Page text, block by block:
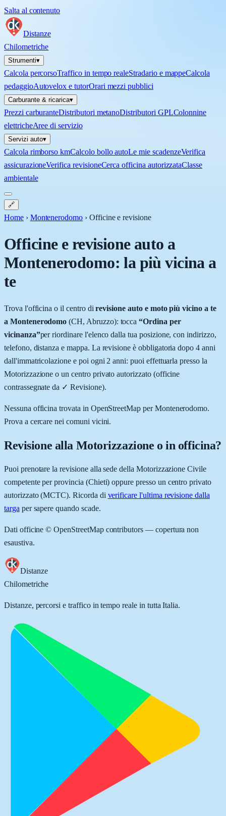
Salta al contenuto
Distanze
Chilometriche
Strumenti▾
Calcola percorsoTraffico in tempo realeStradario e mappeCalcola
pedaggioAutovelox e tutorOrari mezzi pubblici
Carburante & ricarica▾
Prezzi carburanteDistributori metanoDistributori GPLColonnine
elettricheAree di servizio
Servizi auto▾
Calcola rimborso kmCalcolo bollo autoLe mie scadenzeVerifica
assicurazioneVerifica revisioneCerca officina autorizzataClasse
ambientale
🔗
Home› Montenerodomo › Officine e revisione
Officine e revisione auto a
Montenerodomo: la più vicina a
te
Trova l'officina o il centro di revisione auto e moto più vicino a te
a Montenerodomo (CH, Abruzzo): tocca“Ordina per
vicinanza”per riordinare l'elenco dalla tua posizione, con indirizzo,
telefono, distanza e mappa. La revisione è obbligatoria dopo 4 anni
dall'immatricolazione e poi ogni 2 anni: puoi effettuarla presso la
Motorizzazione o un centro privato autorizzato (officine
contrassegnate da ✓ Revisione).
Nessuna officina trovata in OpenStreetMap perMontenerodomo.
Prova a cercare nei comuni vicini.
Revisione alla Motorizzazione o in officina?
Puoi prenotare la revisione alla sede della Motorizzazione Civile
competente per provincia (Chieti) oppure presso un centro privato
autorizzato (MCTC). Ricorda di verificare l'ultima revisione dalla
targa per sapere quando scade.
Dati officine © OpenStreetMap contributors — copertura non
esaustiva.
Distanze
Chilometriche
Distanze, percorsi e traffico in tempo reale in tutta Italia.